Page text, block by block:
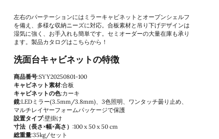
左右のパーテーションにはミラーキャビネットとオープンシェルフ
を備え、多様な収納ニーズに対応。合板素材と吊り下げデザインは
湿気に強く、お手入れも簡単です。セミオーダーの大量在庫も承り
ます。製品カタログはこちらから！
洗面台キャビネットの特徴
商品番号:SYY20250801-100
キャビネット素材:合板
キャビネットの色:カーキ
鏡:LEDミラー(3.5mm/3.8mm)、3色照明、ワンタッチ曇り止め、
マルチレイヤーフォームパッケージで保護
設置タイプ:壁掛け
寸法（長さ×幅×高さ） :100 x 50 x 50 cm
総重量:35kg/セット